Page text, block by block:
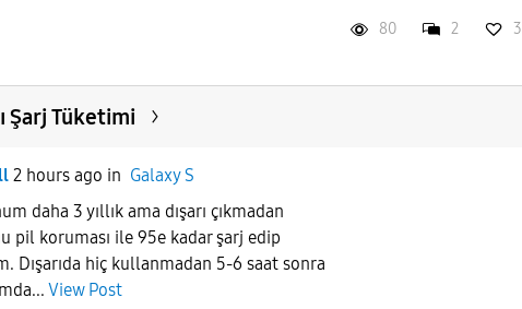
80 2 3
Şarj Tüketimi
2 hours ago in Galaxy S
daha 3 yıllık ama dışarı çıkmadan
pil koruması ile 95e kadar şarj edip
Dışarıda hiç kullanmadan 5-6 saat sonra
View Post